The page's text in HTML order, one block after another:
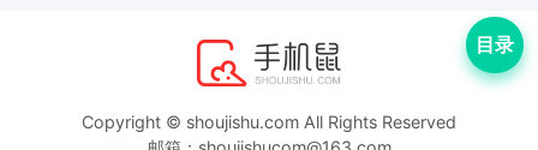
目录
Copyright © shoujishu.com All Rights Reserved